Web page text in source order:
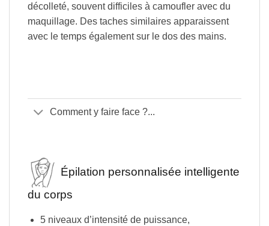
décolleté, souvent difficiles à camoufler avec du
maquillage. Des taches similaires apparaissent
avec le temps également sur le dos des mains.
Comment y faire face ?...
Épilation personnalisée intelligente
du corps
5 niveaux d’intensité de puissance,